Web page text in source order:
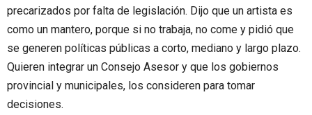
precarizados por falta de legislación. Dijo que un artista es
como un mantero, porque si no trabaja, no come y pidió que
se generen políticas públicas a corto, mediano y largo plazo.
Quieren integrar un Consejo Asesor y que los gobiernos
provincial y municipales, los consideren para tomar
decisiones.